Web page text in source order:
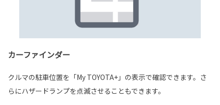
カーファインダー
クルマの駐車位置を「My TOYOTA+」の表示で確認できます。さ
らにハザードランプを点滅させることもできます。